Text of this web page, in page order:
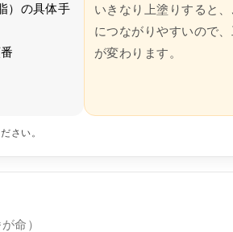
）の具体手
いきなり上塗りすると、
につながりやすいので
が変わります。
さい。
命）